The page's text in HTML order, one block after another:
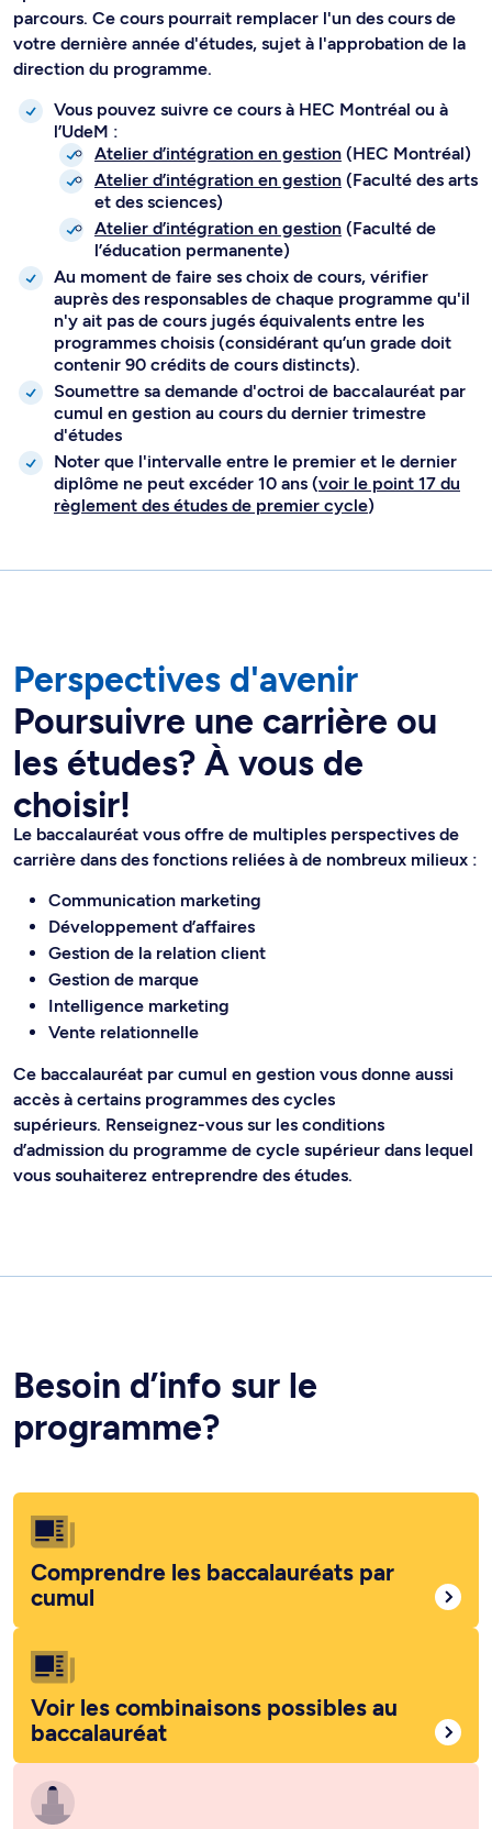
parcours. Ce cours pourrait remplacer l'un des cours de
votre dernière année d'études, sujet à l'approbation de la
direction du programme.
Vous pouvez suivre ce cours à HEC Montréal ou à
l’UdeM :
Atelier d’intégration en gestion (HEC Montréal)
Atelier d’intégration en gestion (Faculté des arts
et des sciences)
Atelier d’intégration en gestion (Faculté de
l’éducation permanente)
Au moment de faire ses choix de cours, vérifier
auprès des responsables de chaque programme qu'il
n'y ait pas de cours jugés équivalents entre les
programmes choisis (considérant qu’un grade doit
contenir 90 crédits de cours distincts).
Soumettre sa demande d'octroi de baccalauréat par
cumul en gestion au cours du dernier trimestre
d'études
Noter que l'intervalle entre le premier et le dernier
diplôme ne peut excéder 10 ans (voir le point 17 du
règlement des études de premier cycle)
Perspectives d'avenir
Poursuivre une carrière ou
les études? À vous de
choisir!
Le baccalauréat vous offre de multiples perspectives de
carrière dans des fonctions reliées à de nombreux milieux :
Communication marketing
Développement d’affaires
Gestion de la relation client
Gestion de marque
Intelligence marketing
Vente relationnelle
Ce baccalauréat par cumul en gestion vous donne aussi
accès à certains programmes des cycles
supérieurs. Renseignez-vous sur les conditions
d’admission du programme de cycle supérieur dans lequel
vous souhaiterez entreprendre des études.
Besoin d’info sur le
programme?
Comprendre les baccalauréats par
cumul
Voir les combinaisons possibles au
baccalauréat